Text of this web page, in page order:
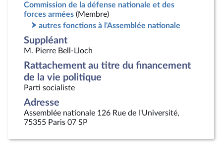
Commission de la défense nationale et des
forces armées (Membre)
autres fonctions à l'Assemblée nationale
Suppléant
M. Pierre Bell-Lloch
Rattachement au titre du financement
de la vie politique
Parti socialiste
Adresse
Assemblée nationale 126 Rue de l'Université,
75355 Paris 07 SP